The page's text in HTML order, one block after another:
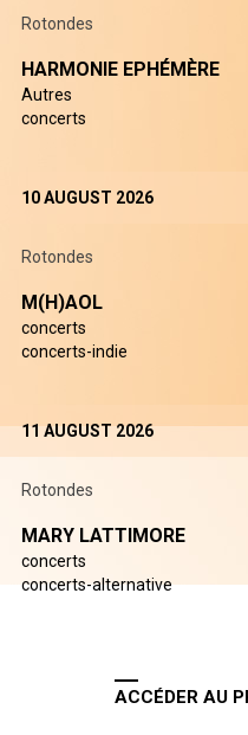
Rotondes
HARMONIE EPHÉMÈRE
Autres
concerts
10 AUGUST 2026
Rotondes
M(H)AOL
concerts
concerts-indie
11 AUGUST 2026
Rotondes
MARY LATTIMORE
concerts
concerts-alternative
ACCÉDER AU